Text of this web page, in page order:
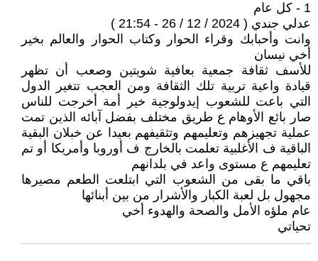
1 - كل عام
عدلي جندي ( 2024 / 12 / 26 - 21:54 )
وانت وأحبابك وقراء الحوار وكتاب الحوار والعالم بخير
أخي نيسان
للأسف ثقافة جمعية بعافية شويتين وصعب أن تظهر
قيادة واعية تربية تلك الثقافة ومن العجب تتغير الدول
التي باعت للشعوب إيدولوجية خير أمة أخرجت للناس
صار بائع الأوهام ع طريق مختلف بفضل آبائه الذين تمت
عملية تجهيزهم وتعليمهم وتثقيفهم بعيدا عن خبلان البقية
الباقية ف الأغلبية تعلمت بالخارج ف أوروبا وأمريكا أو تم
تعليمهم ع مستوى واعد في بلدانهم
باقي ما بقى من الشعوب التي ابتلعت الطعم مصيرها
مجهول بل لعبة الكبار والأشرار من بين أبنائها
عام ملؤه الأمل والصحة والهدوء أخي
تحياتي